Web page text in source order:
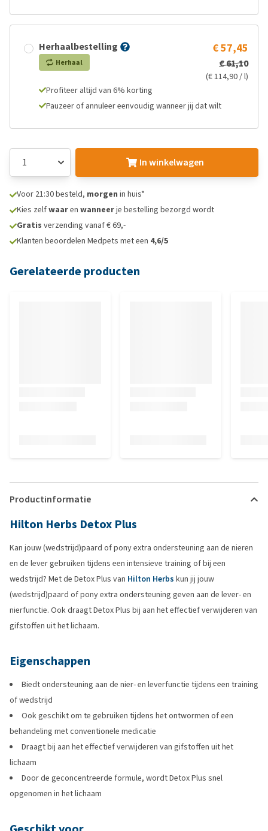
Herhaalbestelling
Herhaal
€ 57,45
€ 61,10
(€ 114,90 / l)
Profiteer altijd van 6% korting
Pauzeer of annuleer eenvoudig wanneer jij dat wilt
In winkelwagen
Voor 21:30 besteld, morgen in huis*
Kies zelfwaaren wanneerje bestelling bezorgd wordt
Gratis verzending vanaf € 69,-
Klanten beoordelen Medpets met een 4,6/5
Gerelateerde producten
Productinformatie
Hilton Herbs Detox Plus
Kan jouw (wedstrijd)paard of pony extra ondersteuning aan de nieren
en de lever gebruiken tijdens een intensieve training of bij een
wedstrijd? Met de Detox Plus van Hilton Herbs kun jij jouw
(wedstrijd)paard of pony extra ondersteuning geven aan de lever- en
nierfunctie. Ook draagt Detox Plus bij aan het effectief verwijderen van
gifstoffen uit het lichaam.
Eigenschappen
Biedt ondersteuning aan de nier- en leverfunctie tijdens een training
of wedstrijd
Ook geschikt om te gebruiken tijdens het ontwormen of een
behandeling met conventionele medicatie
Draagt bij aan het effectief verwijderen van gifstoffen uit het
lichaam
Door de geconcentreerde formule, wordt Detox Plus snel
opgenomen in het lichaam